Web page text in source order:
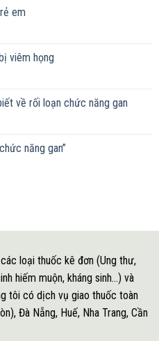
em
viêm họng
về rối loạn chức năng gan
năng gan”
loại thuốc kê đơn (Ung thư,
hiếm muộn, kháng sinh...) và
tôi có dịch vụ giao thuốc toàn
Đà Nẵng, Huế, Nha Trang, Cần